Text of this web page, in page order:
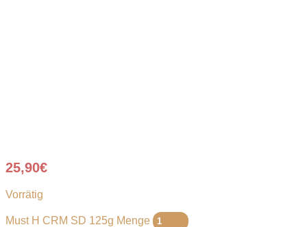
25,90€
Vorrätig
Must H CRM SD 125g Menge